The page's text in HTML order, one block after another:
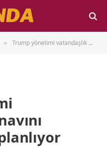
» Trump yönetimi vatandaşlık sınavını zorlaştırmayı planlıyor